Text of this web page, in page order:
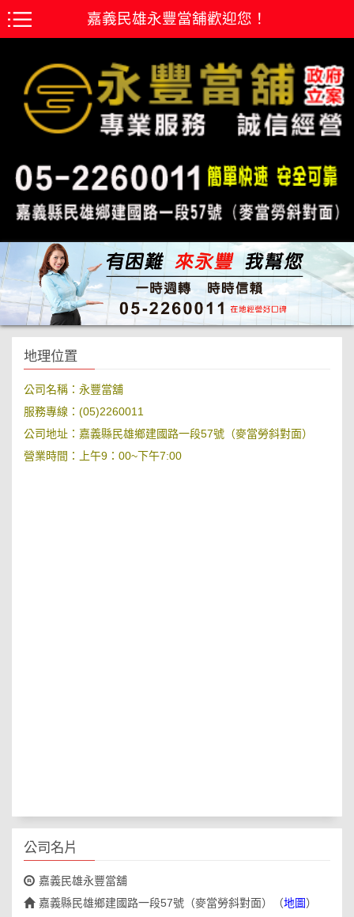
嘉義民雄永豐當舖歡迎您！
地理位置
公司名稱：永豐當舖
服務專線：(05)2260011
公司地址：嘉義縣民雄鄉建國路一段57號（麥當勞斜對面）
營業時間：上午9：00~下午7:00
公司名片
嘉義民雄永豐當舖
嘉義縣民雄鄉建國路一段57號（麥當勞斜對面）
（地圖）